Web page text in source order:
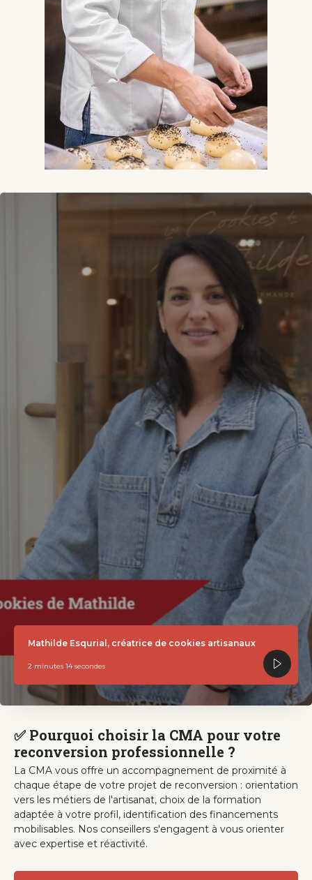
Mathilde Esqurial, créatrice de cookies artisanaux
2 minutes 14 secondes
✅ Pourquoi choisir la CMA pour votre
reconversion professionnelle ?
La CMA vous offre un accompagnement de proximité à
chaque étape de votre projet de reconversion : orientation
vers les métiers de l'artisanat, choix de la formation
adaptée à votre profil, identification des financements
mobilisables. Nos conseillers s'engagent à vous orienter
avec expertise et réactivité.